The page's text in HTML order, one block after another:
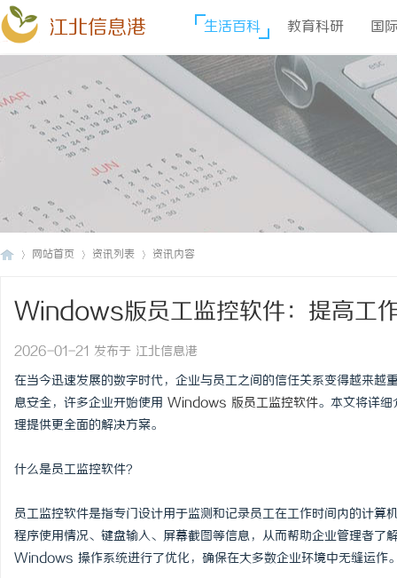
江北信息港 生活百科 教育科研 国
网站首页 资讯列表 资讯内容
Windows版员工监控软件：提高工
2026-01-21 发布于 江北信息港
在当今迅速发展的数字时代，企业与员工之间的信任关系变得越来
息安全，许多企业开始使用 Windows 版员工监控软件。本文将详
理提供更全面的解决方案。
什么是员工监控软件？
员工监控软件是指专门设计用于监测和记录员工在工作时间内的计
程序使用情况、键盘输入、屏幕截图等信息，从而帮助企业管理者
Windows 操作系统进行了优化，确保在大多数企业环境中无缝运作